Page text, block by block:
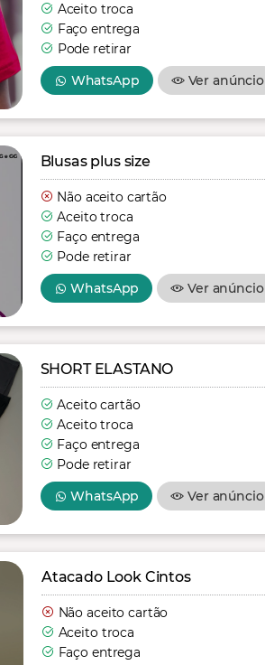
Aceito troca
Faço entrega
Pode retirar
WhatsApp
Ver anúncio
Blusas plus size
Não aceito cartão
Aceito troca
Faço entrega
Pode retirar
WhatsApp
Ver anúncio
SHORT ELASTANO
Aceito cartão
Aceito troca
Faço entrega
Pode retirar
WhatsApp
Ver anúncio
Atacado Look Cintos
Não aceito cartão
Aceito troca
Faço entrega